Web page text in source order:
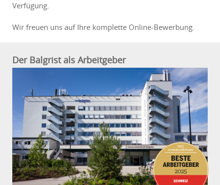
Verfügung.
Wir freuen uns auf Ihre komplette Online-Bewerbung.
Der Balgrist als Arbeitgeber